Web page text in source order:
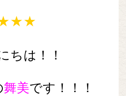
ちは！！
舞美です！！！